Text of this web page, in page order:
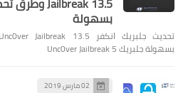
بسهولة
بسهولة جلبريك Unc0ver Jailbreak 5
02 مارس 2019